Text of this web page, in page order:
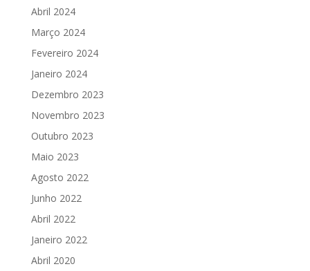
Abril 2024
Março 2024
Fevereiro 2024
Janeiro 2024
Dezembro 2023
Novembro 2023
Outubro 2023
Maio 2023
Agosto 2022
Junho 2022
Abril 2022
Janeiro 2022
Abril 2020